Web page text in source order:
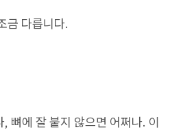
금 다릅니다.
뼈에 잘 붙지 않으면 어쩌나. 이